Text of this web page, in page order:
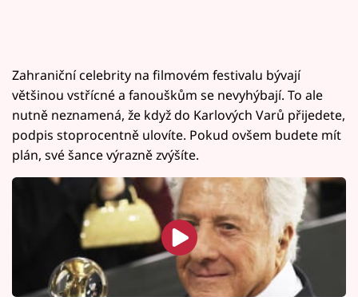
Zahraniční celebrity na filmovém festivalu bývají
většinou vstřícné a fanouškům se nevyhýbají. To ale
nutně neznamená, že když do Karlových Varů přijedete,
podpis stoprocentně ulovíte. Pokud ovšem budete mít
plán, své šance výrazně zvýšíte.